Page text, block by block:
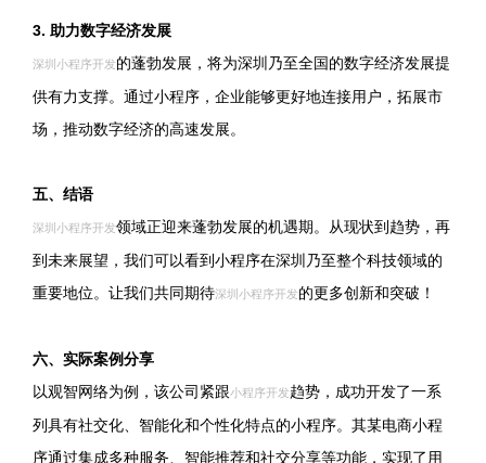
3. 助力数字经济发展
深圳小程序开发的蓬勃发展，将为深圳乃至全国的数字经济发展提
供有力支撑。通过小程序，企业能够更好地连接用户，拓展市
场，推动数字经济的高速发展。
五、结语
深圳小程序开发领域正迎来蓬勃发展的机遇期。从现状到趋势，再
到未来展望，我们可以看到小程序在深圳乃至整个科技领域的
重要地位。让我们共同期待深圳小程序开发的更多创新和突破！
六、实际案例分享
以观智网络为例，该公司紧跟小程序开发趋势，成功开发了一系
列具有社交化、智能化和个性化特点的小程序。其某电商小程
序通过集成多种服务、智能推荐和社交分享等功能，实现了用